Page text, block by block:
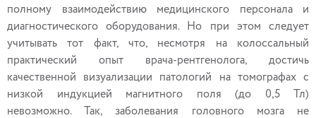
полному взаимодействию медицинского персонала и
диагностического оборудования. Но при этом следует
учитывать тот факт, что, несмотря на колоссальный
практический опыт врача-рентгенолога, достичь
качественной визуализации патологий на томографах с
низкой индукцией магнитного поля (до 0,5 Тл)
невозможно. Так, заболевания головного мозга не